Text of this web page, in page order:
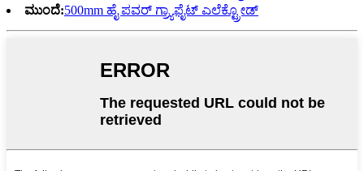
ಮುಂದೆ:500mm ಹೈ ಪವರ್ ಗ್ರ್ಯಾಫೈಟ್ ಎಲೆಕ್ಟ್ರೋಡ್